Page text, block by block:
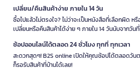
เปลี่ยน/คืนสินค้าง่าย ภายใน 14 วัน
ซื้อไปแล้วไม่ตรงใจ? ไม่ว่าจะเป็นหนังสือที่เลือกผิด
เปลี่ยนหรือคืนสินค้าได้ง่าย ๆ ภายใน 14 วันนับจากวัน
ช้อปออนไลน์ได้ตลอด 24 ชั่วโมง ทุกที่ ทุกเวลา
สะดวกสุดๆ! B2S online เปิดให้คุณช้อปได้ตลอดวัน
ก็รอรับสินค้าที่บ้านได้เลย!